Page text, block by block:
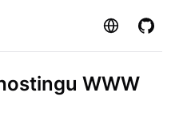
Strona
WWW